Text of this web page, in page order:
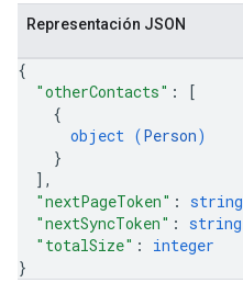
Representación JSON
{
"otherContacts" :
[
{
object (Person)
}
] ,
"nextPageToken" : string
"nextSyncToken" : string
"totalSize" : integer
}